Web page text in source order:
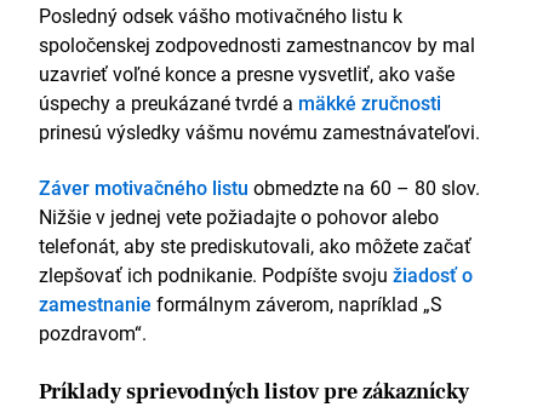
Posledný odsek vášho motivačného listu k
spoločenskej zodpovednosti zamestnancov by mal
uzavrieť voľné konce a presne vysvetliť, ako vaše
úspechy a preukázané tvrdé a mäkké zručnosti
prinesú výsledky vášmu novému zamestnávateľovi.
Záver motivačného listu obmedzte na 60 – 80 slov.
Nižšie v jednej vete požiadajte o pohovor alebo
telefonát, aby ste prediskutovali, ako môžete začať
zlepšovať ich podnikanie. Podpíšte svoju žiadosť o
zamestnanie formálnym záverom, napríklad „S
pozdravom“.
Príklady sprievodných listov pre zákaznícky